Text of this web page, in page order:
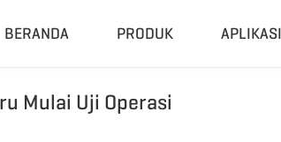
BERANDA PRODUK
Pemadat Dan Granulator
APLIKASI
Mulai Uji Operasi